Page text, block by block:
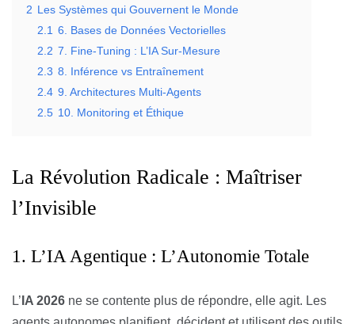
2 Les Systèmes qui Gouvernent le Monde
2.1 6. Bases de Données Vectorielles
2.2 7. Fine-Tuning : L’IA Sur-Mesure
2.3 8. Inférence vs Entraînement
2.4 9. Architectures Multi-Agents
2.5 10. Monitoring et Éthique
La Révolution Radicale : Maîtriser
l’Invisible
1. L’IA Agentique : L’Autonomie Totale
L’ IA 2026 ne se contente plus de répondre, elle agit. Les